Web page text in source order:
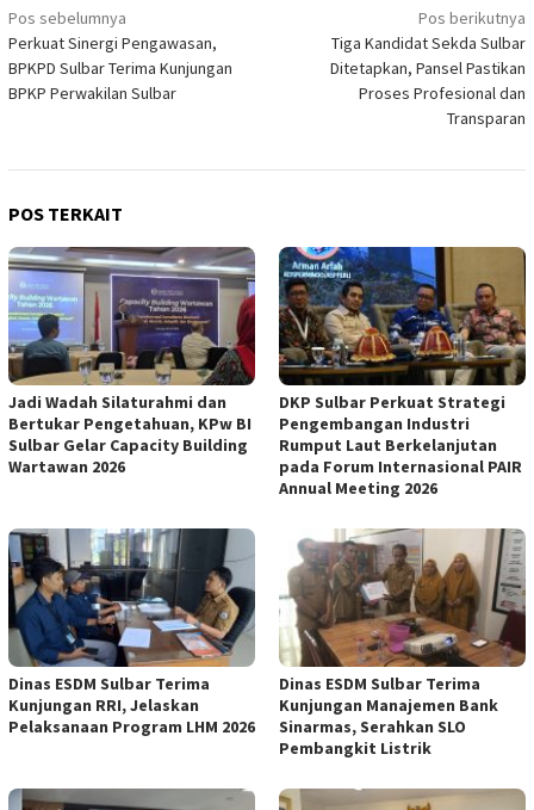
Navigasi
pos
Pos sebelumnya
Perkuat Sinergi Pengawasan,
BPKPD Sulbar Terima Kunjungan
BPKP Perwakilan Sulbar
Pos berikutnya
Tiga Kandidat Sekda Sulbar
Ditetapkan, Pansel Pastikan
Proses Profesional dan
Transparan
POS TERKAIT
Jadi Wadah Silaturahmi dan
Bertukar Pengetahuan, KPw BI
Sulbar Gelar Capacity Building
Wartawan 2026
DKP Sulbar Perkuat Strategi
Pengembangan Industri
Rumput Laut Berkelanjutan
pada Forum Internasional PAIR
Annual Meeting 2026
Dinas ESDM Sulbar Terima
Kunjungan RRI, Jelaskan
Pelaksanaan Program LHM 2026
Dinas ESDM Sulbar Terima
Kunjungan Manajemen Bank
Sinarmas, Serahkan SLO
Pembangkit Listrik